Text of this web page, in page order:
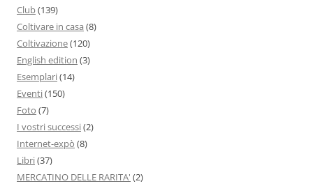
Club(139)
Coltivare in casa (8)
Coltivazione(120)
English edition (3)
Esemplari(14)
Eventi(150)
Foto (7)
I vostri successi(2)
Internet-expò (8)
Libri(37)
MERCATINO DELLE RARITA' (2)